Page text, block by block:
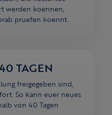
werden koennen,
pruefen koennt.
TAGEN
freigegeben sind,
So kann euer neues
von 40 Tagen